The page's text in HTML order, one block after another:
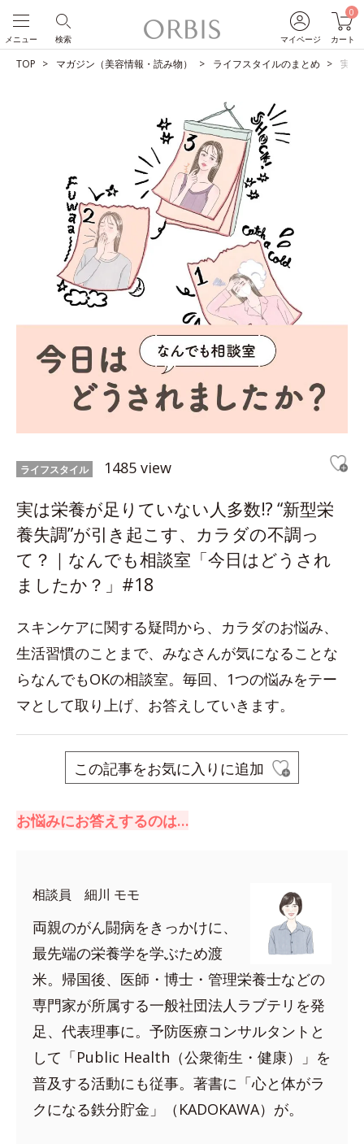
マイページ
0
カート
検索
メニュー
TOP マガジン（美容情報・読み物） ライフスタイルのまとめ 実は
ライフスタイル 1485 view
実は栄養が足りていない人多数!? “新型栄
養失調”が引き起こす、カラダの不調っ
て？｜なんでも相談室「今日はどうされ
ましたか？」#18
スキンケアに関する疑問から、カラダのお悩み、
生活習慣のことまで、みなさんが気になることな
らなんでもOKの相談室。毎回、1つの悩みをテー
マとして取り上げ、お答えしていきます。
この記事をお気に入りに追加
お悩みにお答えするのは…
相談員 細川 モモ
両親のがん闘病をきっかけに、
最先端の栄養学を学ぶため渡
米。帰国後、医師・博士・管理栄養士などの
専門家が所属する一般社団法人ラブテリを発
足、代表理事に。予防医療コンサルタントと
して「Public Health（公衆衛生・健康）」を
普及する活動にも従事。著書に「心と体がラ
クになる鉄分貯金」（KADOKAWA）が。